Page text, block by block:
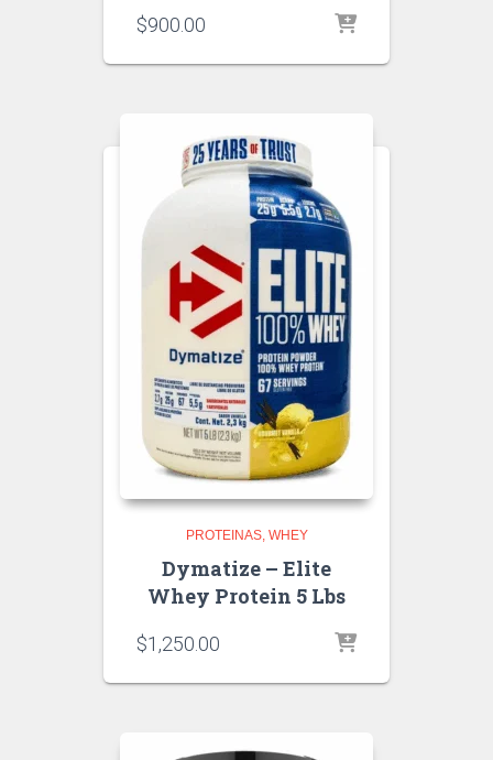
$900.00
PROTEINAS WHEY
Dymatize – Elite
Whey Protein 5 Lbs
$1,250.00